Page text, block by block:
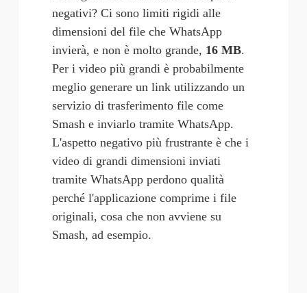
negativi? Ci sono limiti rigidi alle
dimensioni del file che WhatsApp
invierà, e non è molto grande, 16 MB.
Per i video più grandi è probabilmente
meglio generare un link utilizzando un
servizio di trasferimento file come
Smash e inviarlo tramite WhatsApp.
L'aspetto negativo più frustrante è che i
video di grandi dimensioni inviati
tramite WhatsApp perdono qualità
perché l'applicazione comprime i file
originali, cosa che non avviene su
Smash, ad esempio.